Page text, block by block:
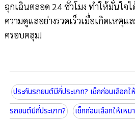
ฉุกเฉินตลอด 24 ชั่วโมง ทำให้มั่นใจ
ความดูแลอย่างรวดเร็วเมื่อเกิดเหตุแ
ครอบคลุม!
ประกันรถยนต์มีกี่ประเภท? เช็กก่อนเลือกใ
รถยนต์มีกี่ประเภท?
เช็กก่อนเลือกให้เหม